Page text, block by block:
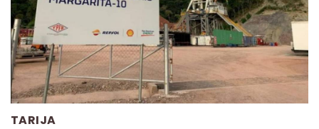
TARIJA